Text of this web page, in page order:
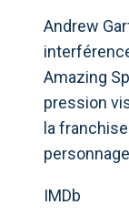
Andrew
Amazing
pression
la
IMDb